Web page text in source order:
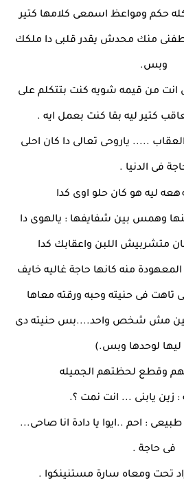
كله حكم ومواعظ اسمعى كلامها كتير
منك محدش يقدر قلبى دا ملكك
وبس.
انت من قيمه شويه كنت بتتكلم على
كتير ليه بقا كنت بعمل ايه .
..... ياروحى تعالى دا كان احلى
فى الدنيا .
هعه ليه هو كان حلو اوى كدا
وهمس بين شفايفها : يالهوى دا
متشربيش اللبن واعقابك كدا
منه كانها حاجة غاليه خايف
تاهت فى حنيته وحبه ورقته معاها
مش شخص واحد....بس حنيته دى
ليها لوحدها وبس.)
وقطع لحظتهم الجميله
زين يابنى ... انت نمت ؟.
: احم ..ايوا يا دادة انا صاحى...
فى حاجة .
تحت ومعاه سارة مستنينكوا .